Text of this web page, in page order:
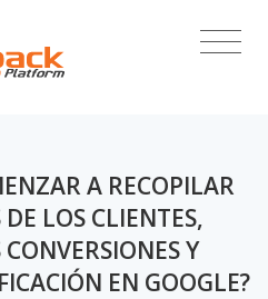
A RECOPILAR
LOS CLIENTES,
Y
EN GOOGLE?